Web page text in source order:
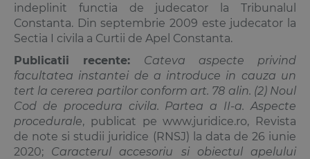
indeplinit functia de judecator la Tribunalul
Constanta. Din septembrie 2009 este judecator la
Sectia I civila a Curtii de Apel Constanta.
Publicatii recente:
Cateva aspecte privind
facultatea instantei de a introduce in cauza un
tert la cererea partilor conform art. 78 alin. (2) Noul
Cod de procedura civila. Partea a II-a. Aspecte
procedurale, publicat pe www.juridice.ro, Revista
de note si studii juridice (RNSJ) la data de 26 iunie
2020; Caracterul accesoriu si obiectul apelului